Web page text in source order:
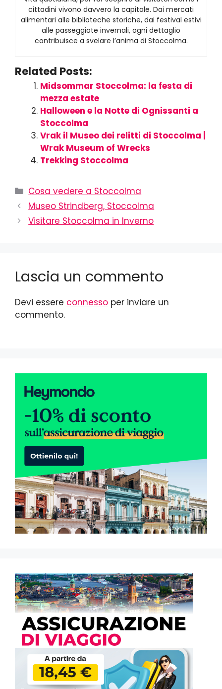
cittadini vivono davvero la capitale. Dai mercati
alimentari alle biblioteche storiche, dai festival estivi
alle passeggiate invernali, ogni dettaglio
contribuisce a svelare l’anima di Stoccolma.
Related Posts:
Midsommar Stoccolma: la festa di
mezza estate
Halloween e la Notte di Ognissanti a
Stoccolma
Vrak il Museo dei relitti di Stoccolma |
Wrak Museum of Wrecks
Trekking Stoccolma
Cosa vedere a Stoccolma
Museo Strindberg, Stoccolma
Visitare Stoccolma in Inverno
Lascia un commento
Devi essere connesso per inviare un
commento.